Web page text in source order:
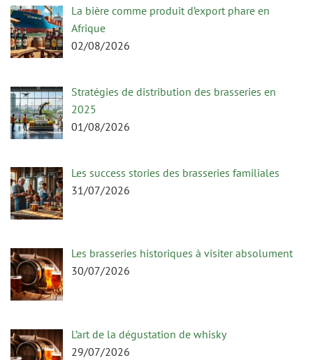
La bière comme produit d’export phare en
Afrique
02/08/2026
Stratégies de distribution des brasseries en
2025
01/08/2026
Les success stories des brasseries familiales
31/07/2026
Les brasseries historiques à visiter absolument
30/07/2026
L’art de la dégustation de whisky
29/07/2026